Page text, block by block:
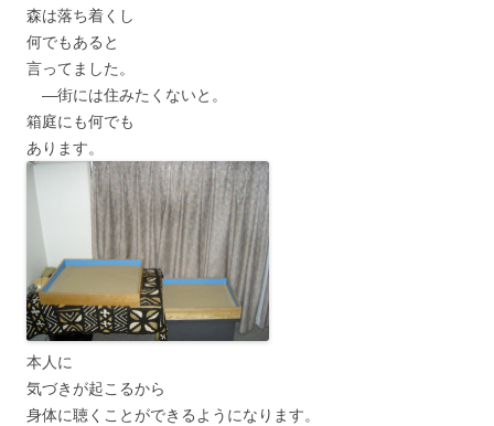
森は落ち着くし
何でもあると
言ってました。
―街には住みたくないと。
箱庭にも何でも
あります。
本人に
気づきが起こるから
身体に聴くことができるようになります。